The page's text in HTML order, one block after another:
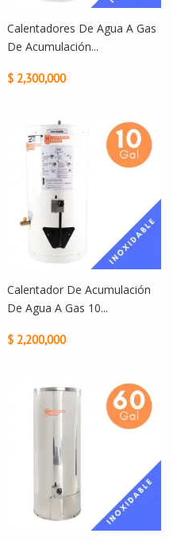
Calentadores De Agua A Gas
De Acumulación...
$ 2,300,000
Calentador De Acumulación
De Agua A Gas 10...
$ 2,200,000